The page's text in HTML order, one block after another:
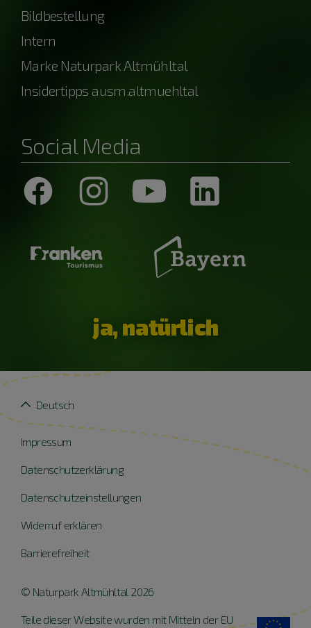
Bildbestellung
Intern
Marke Naturpark Altmühltal
Insidertipps ausm.altmuehltal
Social Media
ja, natürlich
Impressum
Datenschutzerklärung
Datenschutzeinstellungen
Widerruf erklären
Barrierefreiheit
Deutsch
© Naturpark Altmühltal 2026
Teile dieser Website wurden mit Mitteln der EU